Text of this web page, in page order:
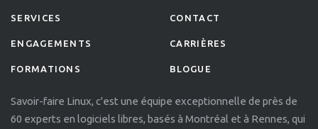
SERVICES
ENGAGEMENTS
FORMATIONS
CONTACT
CARRIÈRES
BLOGUE
Savoir-faire Linux, c'est une équipe exceptionnelle de près de
60 experts en logiciels libres, basés à Montréal et à Rennes, qui